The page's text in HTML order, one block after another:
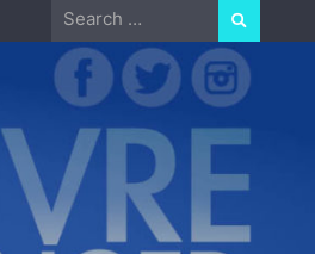
Search
for: